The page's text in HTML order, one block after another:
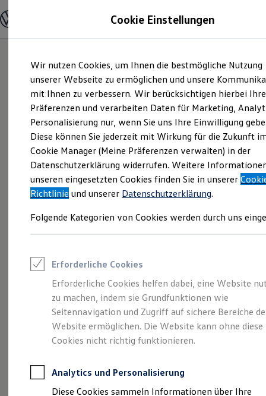
Hauptinhalt
springen
Footer
springen
Modelle und Konfigurator
Modelle vergleichen
Elektroautos
ENERGY Sondermodelle
Nutzfahrzeuge
SUV und CUV
Familienautos
Kombis
Kompaktwagen
Sportwagen
Schnell verfügbare Fahrzeuge
Angebote und Produkte
Aktuelle Angebote
E-Auto-Förderung
Volkswagen Marktplatz
Junge Gebrauchtwagen und Gebrauchtwagen
Saisonangebote
Leasing
Leasing-Angebote
Gebrauchtwagen Leasing
Junge Gebrauchtwagen-Leasing
Elektroauto Leasing
Kleinwagen-Leasing
Leasing ohne Anzahlung
Autokredit mit Schlussrate
Versicherungen und Garantien
Kfz-Versicherung
Sportlich, edel,
elegant:der Touareg
Cookie Einstellungen
Wir nutzen Cookies, um Ihnen die bestmögliche Nutzung
unserer Webseite zu ermöglichen und unsere
mit Ihnen zu verbessern. Wir berücksichtigen hierbei Ihre
Präferenzen und verarbeiten Daten für Marketing,
Personalisierung nur, wenn Sie uns Ihre Einwilligung
Diese können Sie jederzeit mit Wirkung für die Zukunft
Cookie Manager (Meine Präferenzen verwalten) in der
Datenschutzerklärung widerrufen. Weitere
unseren eingesetzten Cookies finden Sie in unserer
Richtlinie und unserer Datenschutzerklärung.
Folgende Kategorien von Cookies werden durch uns
Erforderliche Cookies
Erforderliche Cookies helfen dabei, eine Website
zu machen, indem sie Grundfunktionen wie
Seitennavigation und Zugriff auf sichere Bereiche
Website ermöglichen. Die Website kann ohne diese
Cookies nicht richtig funktionieren.
Analytics und Personalisierung
Diese Cookies sammeln Informationen über Ihre